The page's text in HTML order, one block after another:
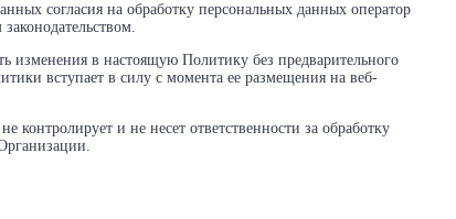
согласия на обработку персональных данных оператор
изменения в настоящую Политику без предварительного
вступает в силу с момента ее размещения на веб-
и не несет ответственности за обработку